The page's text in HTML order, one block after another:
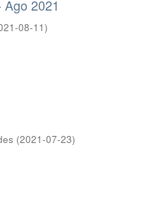
2021
08-11)
(2021-07-23)